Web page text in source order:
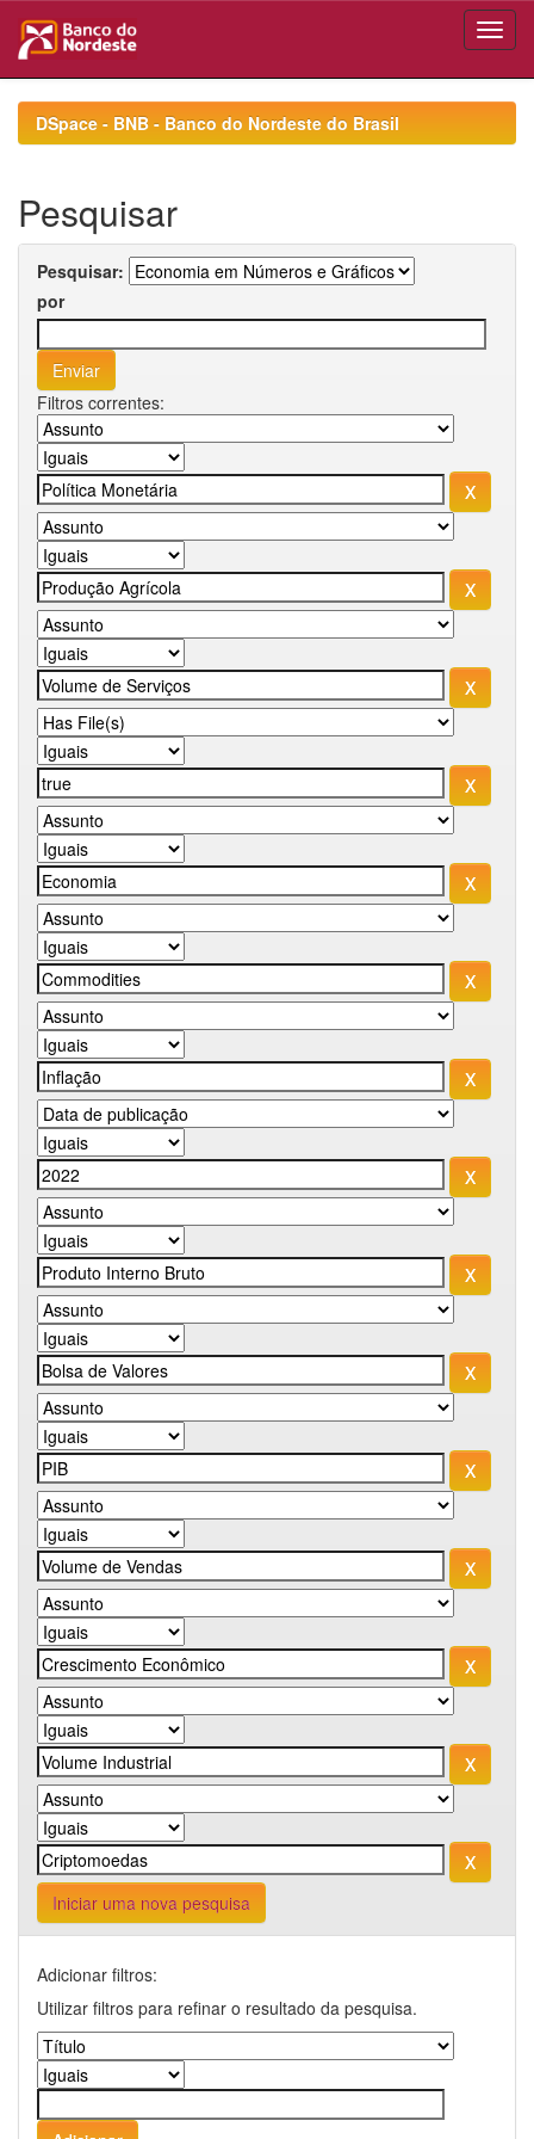
navigationDSpace - BNB - Banco do Nordeste do Brasil
Pesquisar
Pesquisar:
por
Filtros correntes:
Iniciar uma nova pesquisa
Adicionar filtros:
Utilizar filtros para refinar o resultado da pesquisa.